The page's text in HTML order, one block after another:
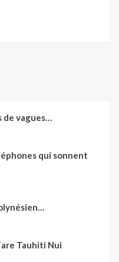
de vagues…
qui sonnent
Tauhiti Nui